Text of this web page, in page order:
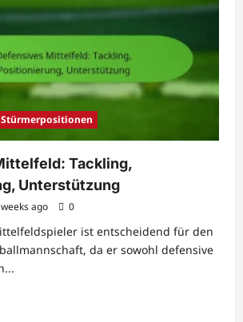
Tackling,
Unterstützung
ago 0
ist entscheidend für den
da er sowohl defensive